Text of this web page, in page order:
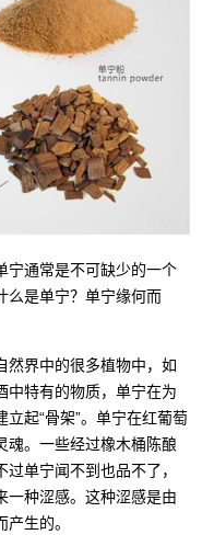
宁通常是不可缺少的一个
么是单宁？单宁缘何而
然界中的很多植物中，如
中特有的物质，单宁在为
起“骨架”。单宁在红葡萄
魂。一些经过橡木桶陈酿
单宁闻不到也品不了，
一种涩感。这种涩感是由
生的。